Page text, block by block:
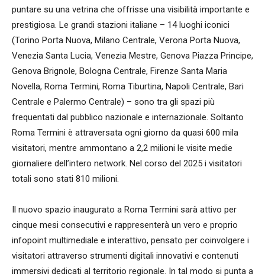
puntare su una vetrina che offrisse una visibilità importante e
prestigiosa. Le grandi stazioni italiane – 14 luoghi iconici
(Torino Porta Nuova, Milano Centrale, Verona Porta Nuova,
Venezia Santa Lucia, Venezia Mestre, Genova Piazza Principe,
Genova Brignole, Bologna Centrale, Firenze Santa Maria
Novella, Roma Termini, Roma Tiburtina, Napoli Centrale, Bari
Centrale e Palermo Centrale) – sono tra gli spazi più
frequentati dal pubblico nazionale e internazionale. Soltanto
Roma Termini è attraversata ogni giorno da quasi 600 mila
visitatori, mentre ammontano a 2,2 milioni le visite medie
giornaliere dell’intero network. Nel corso del 2025 i visitatori
totali sono stati 810 milioni.
Il nuovo spazio inaugurato a Roma Termini sarà attivo per
cinque mesi consecutivi e rappresenterà un vero e proprio
infopoint multimediale e interattivo, pensato per coinvolgere i
visitatori attraverso strumenti digitali innovativi e contenuti
immersivi dedicati al territorio regionale. In tal modo si punta a